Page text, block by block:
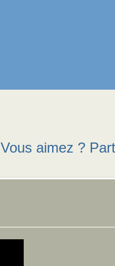
Vous aimez ?